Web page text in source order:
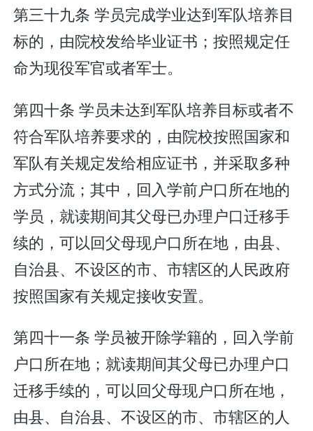
第三十九条 学员完成学业达到军队培养目
标的，由院校发给毕业证书；按照规定任
命为现役军官或者军士。
第四十条 学员未达到军队培养目标或者不
符合军队培养要求的，由院校按照国家和
军队有关规定发给相应证书，并采取多种
方式分流；其中，回入学前户口所在地的
学员，就读期间其父母已办理户口迁移手
续的，可以回父母现户口所在地，由县、
自治县、不设区的市、市辖区的人民政府
按照国家有关规定接收安置。
第四十一条 学员被开除学籍的，回入学前
户口所在地；就读期间其父母已办理户口
迁移手续的，可以回父母现户口所在地，
由县、自治县、不设区的市、市辖区的人